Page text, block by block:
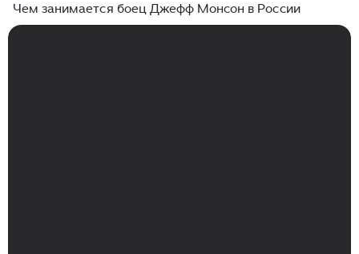
Чем занимается боец Джефф Монсон в России